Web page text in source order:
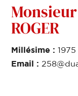
ROGER
Millésime :1975
Email :